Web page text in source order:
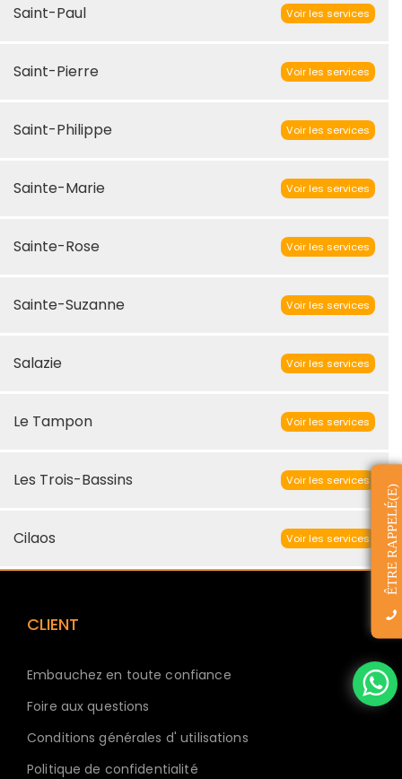
Saint-Paul Voir les services
Saint-Pierre Voir les services
Saint-Philippe Voir les services
Sainte-Marie Voir les services
Sainte-Rose Voir les services
Sainte-Suzanne Voir les services
Salazie Voir les services
Le Tampon Voir les services
Les Trois-Bassins Voir les services
Cilaos Voir les services
CLIENT
Embauchez en toute confiance
Foire aux questions
Conditions générales d' utilisations
Politique de confidentialité
ÊTRE RAPPELÉ(E)